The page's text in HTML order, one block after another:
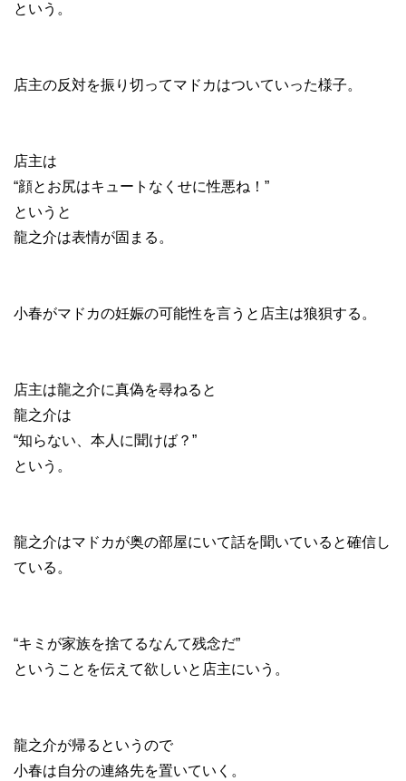
という。
店主の反対を振り切ってマドカはついていった様子。
店主は
“顔とお尻はキュートなくせに性悪ね！”
というと
龍之介は表情が固まる。
小春がマドカの妊娠の可能性を言うと店主は狼狽する。
店主は龍之介に真偽を尋ねると
龍之介は
“知らない、本人に聞けば？”
という。
龍之介はマドカが奥の部屋にいて話を聞いていると確信し
ている。
“キミが家族を捨てるなんて残念だ”
ということを伝えて欲しいと店主にいう。
龍之介が帰るというので
小春は自分の連絡先を置いていく。